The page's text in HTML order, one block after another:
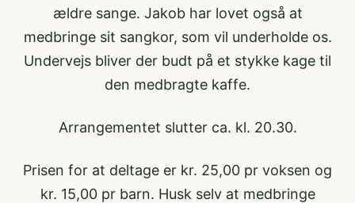
ældre sange. Jakob har lovet også at
medbringe sit sangkor, som vil underholde os.
Undervejs bliver der budt på et stykke kage til
den medbragte kaffe.
Arrangementet slutter ca. kl. 20.30.
Prisen for at deltage er kr. 25,00 pr voksen og
kr. 15,00 pr barn. Husk selv at medbringe